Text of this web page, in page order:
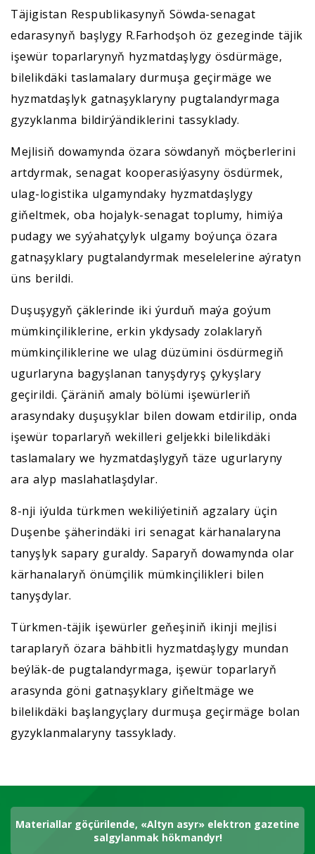
Täjigistan Respublikasynyň Söwda-senagat
edarasynyň başlygy R.Farhodşoh öz gezeginde täjik
işewür toparlarynyň hyzmatdaşlygy ösdürmäge,
bilelikdäki taslamalary durmuşa geçirmäge we
hyzmatdaşlyk gatnaşyklaryny pugtalandyrmaga
gyzyklanma bildirýändiklerini tassyklady.
Mejlisiň dowamynda özara söwdanyň möçberlerini
artdyrmak, senagat kooperasiýasyny ösdürmek,
ulag-logistika ulgamyndaky hyzmatdaşlygy
giňeltmek, oba hojalyk-senagat toplumy, himiýa
pudagy we syýahatçylyk ulgamy boýunça özara
gatnaşyklary pugtalandyrmak meselelerine aýratyn
üns berildi.
Duşuşygyň çäklerinde iki ýurduň maýa goýum
mümkinçiliklerine, erkin ykdysady zolaklaryň
mümkinçiliklerine we ulag düzümini ösdürmegiň
ugurlaryna bagyşlanan tanyşdyryş çykyşlary
geçirildi. Çäräniň amaly bölümi işewürleriň
arasyndaky duşuşyklar bilen dowam etdirilip, onda
işewür toparlaryň wekilleri geljekki bilelikdäki
taslamalary we hyzmatdaşlygyň täze ugurlaryny
ara alyp maslahatlaşdylar.
8-nji iýulda türkmen wekiliýetiniň agzalary üçin
Duşenbe şäherindäki iri senagat kärhanalaryna
tanyşlyk sapary guraldy. Saparyň dowamynda olar
kärhanalaryň önümçilik mümkinçilikleri bilen
tanyşdylar.
Türkmen-täjik işewürler geňeşiniň ikinji mejlisi
taraplaryň özara bähbitli hyzmatdaşlygy mundan
beýläk-de pugtalandyrmaga, işewür toparlaryň
arasynda göni gatnaşyklary giňeltmäge we
bilelikdäki başlangyçlary durmuşa geçirmäge bolan
gyzyklanmalaryny tassyklady.
Materiallar göçürilende, «Altyn asyr» elektron gazetine
salgylanmak hökmandyr!